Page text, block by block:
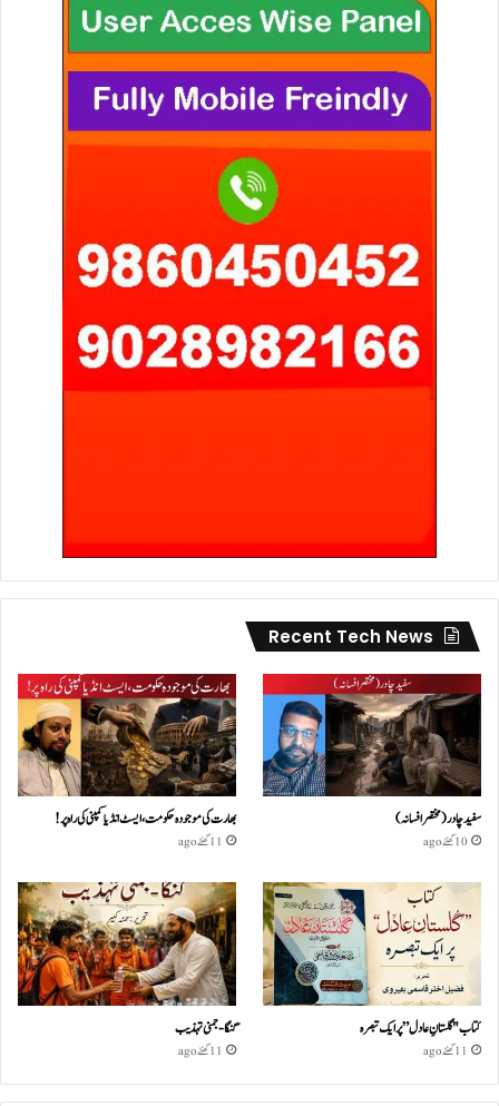
Recent Tech News
سفید چادر( مختصر افسانہ)
10 گھنٹے ago
بھارت کی موجودہ حکومت،ایسٹ انڈیا کمپنی کی راہ پر!
11 گھنٹے ago
کتاب "گلستانِ عادل” پر ایک تبصرہ
11 گھنٹے ago
گنگا-جمنی تہذیب
11 گھنٹے ago